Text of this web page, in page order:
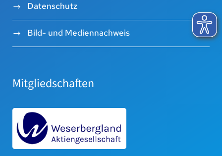
Datenschutz
Bild- und Mediennachweis
Mitgliedschaften